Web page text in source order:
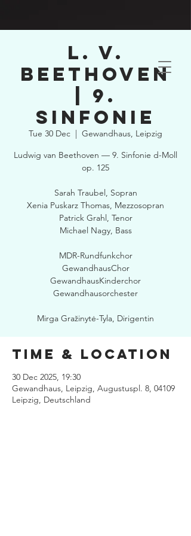
L. v.
Beethoven
| 9.
Sinfonie
Tue 30 Dec
  |
Gewandhaus, Leipzig
Ludwig van Beethoven — 9. Sinfonie d-Moll
op. 125
Sarah Traubel, Sopran
Xenia Puskarz Thomas, Mezzosopran
Patrick Grahl, Tenor
Michael Nagy, Bass
MDR-Rundfunkchor
GewandhausChor
GewandhausKinderchor
Gewandhausorchester
Mirga Gražinytė-Tyla, Dirigentin
Time & Location
30 Dec 2025, 19:30
Gewandhaus, Leipzig, Augustuspl. 8, 04109
Leipzig, Deutschland